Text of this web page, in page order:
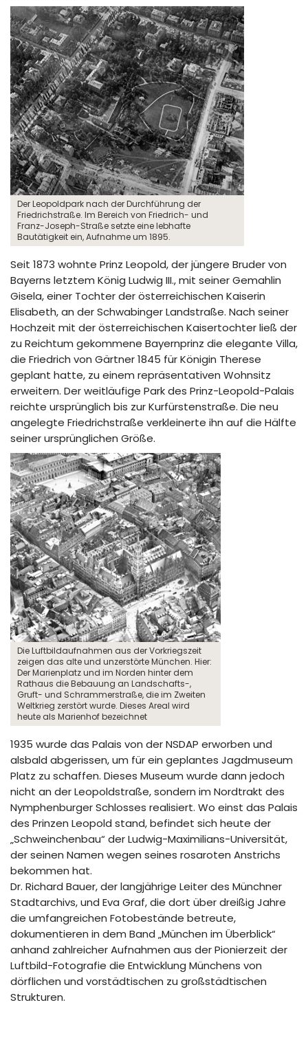
Der Leopoldpark nach der Durchführung der
Friedrichstraße. Im Bereich von Friedrich- und
Franz-Joseph-Straße setzte eine lebhafte
Bautätigkeit ein, Aufnahme um 1895.
Seit 1873 wohnte Prinz Leopold, der jüngere Bruder von
Bayerns letztem König Ludwig III., mit seiner Gemahlin
Gisela, einer Tochter der österreichischen Kaiserin
Elisabeth, an der Schwabinger Landstraße. Nach seiner
Hochzeit mit der österreichischen Kaisertochter ließ der
zu Reichtum gekommene Bayernprinz die elegante Villa,
die Friedrich von Gärtner 1845 für Königin Therese
geplant hatte, zu einem repräsentativen Wohnsitz
erweitern. Der weitläufige Park des Prinz-Leopold-Palais
reichte ursprünglich bis zur Kurfürstenstraße. Die neu
angelegte Friedrichstraße verkleinerte ihn auf die Hälfte
seiner ursprünglichen Größe.
Die Luftbildaufnahmen aus der Vorkriegszeit
zeigen das alte und unzerstörte München. Hier:
Der Marienplatz und im Norden hinter dem
Rathaus die Bebauung an Landschafts-,
Gruft- und Schrammerstraße, die im Zweiten
Weltkrieg zerstört wurde. Dieses Areal wird
heute als Marienhof bezeichnet
1935 wurde das Palais von der NSDAP erworben und
alsbald abgerissen, um für ein geplantes Jagdmuseum
Platz zu schaffen. Dieses Museum wurde dann jedoch
nicht an der Leopoldstraße, sondern im Nordtrakt des
Nymphenburger Schlosses realisiert. Wo einst das Palais
des Prinzen Leopold stand, befindet sich heute der
„Schweinchenbau“ der Ludwig-Maximilians-Universität,
der seinen Namen wegen seines rosaroten Anstrichs
bekommen hat.
Dr. Richard Bauer, der langjährige Leiter des Münchner
Stadtarchivs, und Eva Graf, die dort über dreißig Jahre
die umfangreichen Fotobestände betreute,
dokumentieren in dem Band „München im Überblick“
anhand zahlreicher Aufnahmen aus der Pionierzeit der
Luftbild-Fotografie die Entwicklung Münchens von
dörflichen und vorstädtischen zu großstädtischen
Strukturen.